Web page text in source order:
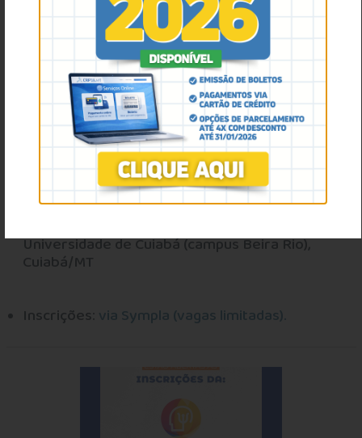
Evento: XXIX Semana da Psicologia da UNIC –
2025
Tema: Diversidade, Ética e Clínica do
Contemporâneo
Datas e horários: 7 de outubro (abertura, período
noturno) e 8 de outubro de 2025 (manhã e noite)
Universidade de Cuiabá (campus Beira Rio),
Cuiabá/MT
Inscrições: via Sympla (vagas limitadas).